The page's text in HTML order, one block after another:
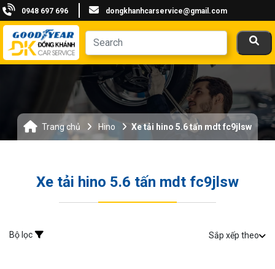
0948 697 696 dongkhanhcarservice@gmail.com
Trang chủ Hino Xe tải hino 5.6 tấn mdt fc9jlsw
Xe tải hino 5.6 tấn mdt fc9jlsw
Bộ lọc Sắp xếp theo